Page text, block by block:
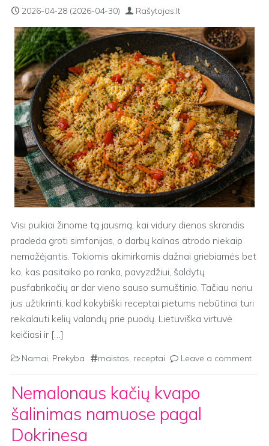
2026-04-28 (2026-04-30) Rašytojas.lt
Visi puikiai žinome tą jausmą, kai vidury dienos skrandis
pradeda groti simfonijas, o darbų kalnas atrodo niekaip
nemažėjantis. Tokiomis akimirkomis dažnai griebiamės bet
ko, kas pasitaiko po ranka, pavyzdžiui, šaldytų
pusfabrikačių ar dar vieno sauso sumuštinio. Tačiau noriu
jus užtikrinti, kad kokybiški receptai pietums nebūtinai turi
reikalauti kelių valandų prie puodų. Lietuviška virtuvė
keičiasi ir […]
Namai, Prekyba maistas, receptai Leave a comment
Nemalonaus kačių kvapo
šalinimas namuose pagal
Dokrinesa